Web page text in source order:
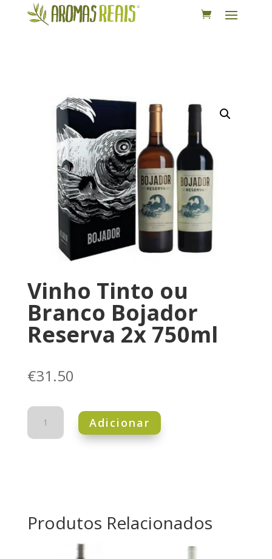
Vinho Tinto ou
Branco Bojador
Reserva 2x 750ml
€31.50
Quantidade
Vinho
750ml
Adicionar
Produtos Relacionados